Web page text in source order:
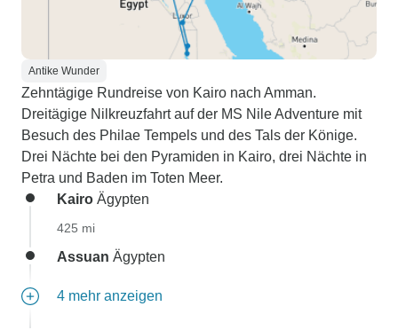
Antike Wunder
Zehntägige Rundreise von Kairo nach Amman.
Dreitägige Nilkreuzfahrt auf der MS Nile Adventure mit
Besuch des Philae Tempels und des Tals der Könige.
Drei Nächte bei den Pyramiden in Kairo, drei Nächte in
Petra und Baden im Toten Meer.
Kairo Ägypten
425 mi
Assuan Ägypten
4 mehr anzeigen